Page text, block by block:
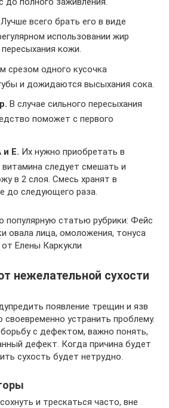
Лучше всего брать его в виде
использовании жир
кожи.
срезом одного кусочка
и дожидаются высыхания сока.
В случае сильного пересыхания
поможет с первого
E. Их нужно приобретать в
витамина следует смешать и
в 2 слоя. Смесь хранят в
до следующего раза.
популярную статью рубрики: Фейс
овала лица, омоложения, тонуса
Елены Каркукли
нежелательной сухости
появление трещин и язв
своевременно устранить проблему.
с дефектом, важно понять,
дефект. Когда причина будет
сухость будет нетрудно.
и трескаться часто, вне